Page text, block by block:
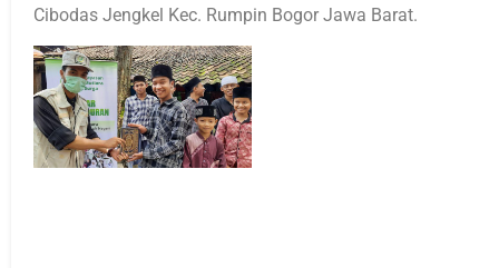
Cibodas Jengkel Kec. Rumpin Bogor Jawa Barat.